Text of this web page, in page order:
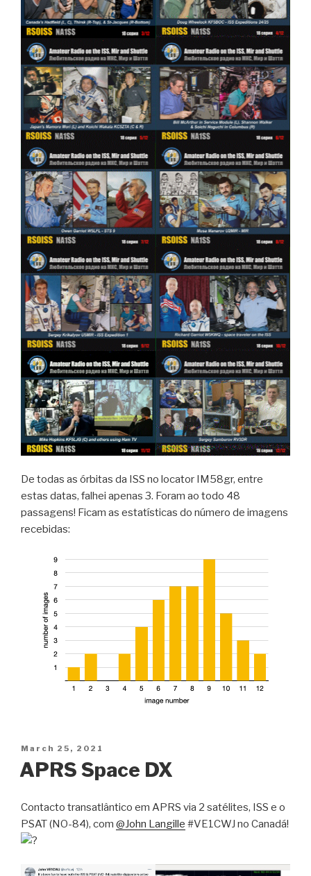
De todas as órbitas da ISS no locator IM58gr, entre
estas datas, falhei apenas 3. Foram ao todo 48
passagens! Ficam as estatísticas do número de imagens
recebidas:
Posted
on
March 25, 2021
APRS Space DX
Contacto transatlântico em APRS via 2 satélites, ISS e o
PSAT (NO-84), com @John Langille #VE1CWJ no Canadá!